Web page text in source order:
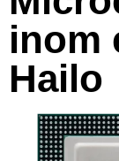
inom
Hailo